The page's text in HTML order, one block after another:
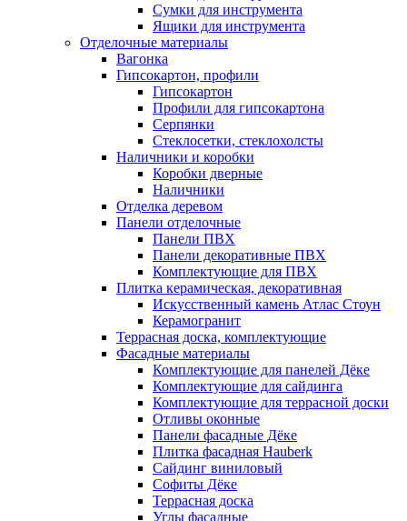
Сумки для инструмента
Ящики для инструмента
Отделочные материалы
Вагонка
Гипсокартон, профили
Гипсокартон
Профили для гипсокартона
Серпянки
Стеклосетки, стеклохолсты
Наличники и коробки
Коробки дверные
Наличники
Отделка деревом
Панели отделочные
Панели ПВХ
Панели декоративные ПВХ
Комплектующие для ПВХ
Плитка керамическая, декоративная
Искусственный камень Атлас Стоун
Керамогранит
Террасная доска, комплектующие
Фасадные материалы
Комплектующие для панелей Дёке
Комплектующие для сайдинга
Комплектующие для террасной доски
Отливы оконные
Панели фасадные Дёке
Плитка фасадная Hauberk
Сайдинг виниловый
Софиты Дёке
Террасная доска
Углы фасадные